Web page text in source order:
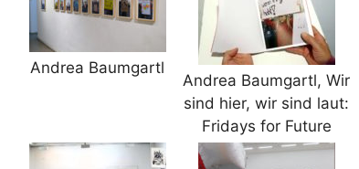
Andrea Baumgartl
Andrea Baumgartl, Wir
sind hier, wir sind laut:
Fridays for Future